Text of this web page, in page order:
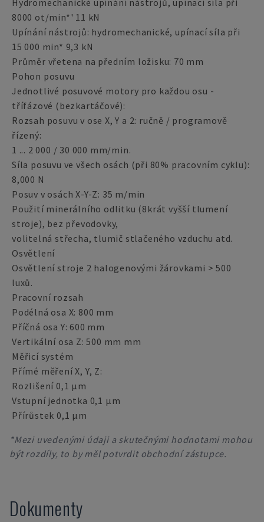
Hydromechanické upínání nástrojů, upínací síla při
8000 ot/min*' 11 kN
Upínání nástrojů: hydromechanické, upínací síla při
15 000 min* 9,3 kN
Průměr vřetena na předním ložisku: 70 mm
Pohon posuvu
Jednotlivé posuvové motory pro každou osu -
třífázové (bezkartáčové):
Rozsah posuvu v ose X, Y a 2: ručně / programově
řízený:
1 ... 2 000 / 30 000 mm/min.
Síla posuvu ve všech osách (při 80% pracovním cyklu):
8,000 N
Posuv v osách X-Y-Z: 35 m/min
Použití minerálního odlitku (8krát vyšší tlumení
stroje), bez převodovky,
volitelná střecha, tlumič stlačeného vzduchu atd.
Osvětlení
Osvětlení stroje 2 halogenovými žárovkami > 500
luxů.
Pracovní rozsah
Podélná osa X: 800 mm
Příčná osa Y: 600 mm
Vertikální osa Z: 500 mm mm
Měřicí systém
Přímé měření X, Y, Z:
Rozlišení 0,1 µm
Vstupní jednotka 0,1 µm
Přírůstek 0,1 µm
*Mezi uvedenými údaji a skutečnými hodnotami mohou
být rozdíly, to by měl potvrdit obchodní zástupce.
Dokumenty